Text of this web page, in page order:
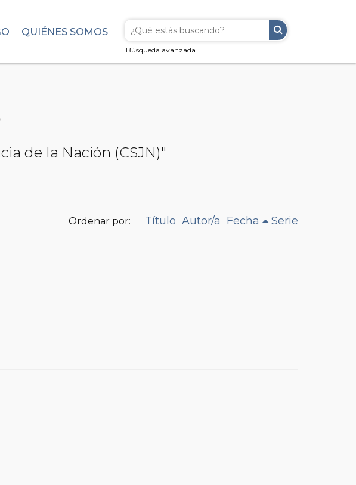
Búsqueda avanzada
QUIÉNES SOMOS
de la Nación (CSJN)"
Ordenar por: Título Autor/a Fecha Serie